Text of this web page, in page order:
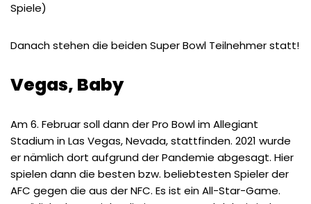
Spiele)
Danach stehen die beiden Super Bowl Teilnehmer statt!
Vegas, Baby
Am 6. Februar soll dann der Pro Bowl im Allegiant
Stadium in Las Vegas, Nevada, stattfinden. 2021 wurde
er nämlich dort aufgrund der Pandemie abgesagt. Hier
spielen dann die besten bzw. beliebtesten Spieler der
AFC gegen die aus der NFC. Es ist ein All-Star-Game.